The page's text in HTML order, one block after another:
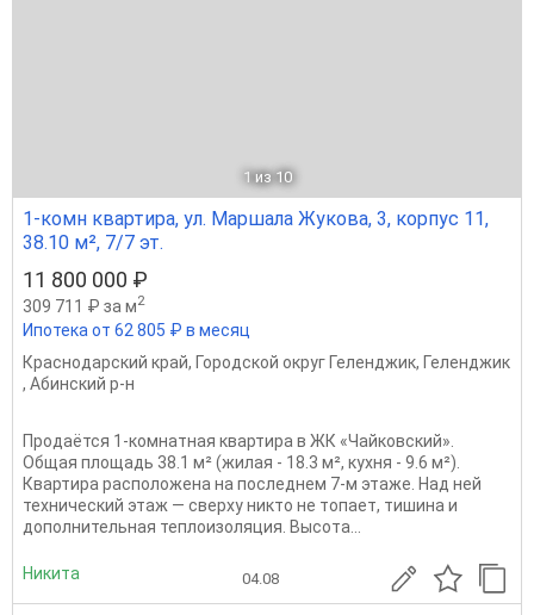
1 из 10
1-комн квартира, ул. Маршала Жукова, 3, корпус 11,
38.10 м², 7/7 эт.
11 800 000 ₽
309 711 ₽ за м2
Ипотека от 62 805 ₽ в месяц
Краснодарский край, Городской округ Геленджик, Геленджик
, Абинский р-н
Продаётся 1-комнатная квартира в ЖК «Чайковский».
Общая площадь 38.1 м² (жилая - 18.3 м², кухня - 9.6 м²).
Квартира расположена на последнем 7-м этаже. Над ней
технический этаж — сверху никто не топает, тишина и
дополнительная теплоизоляция. Высота...
Никита 04.08